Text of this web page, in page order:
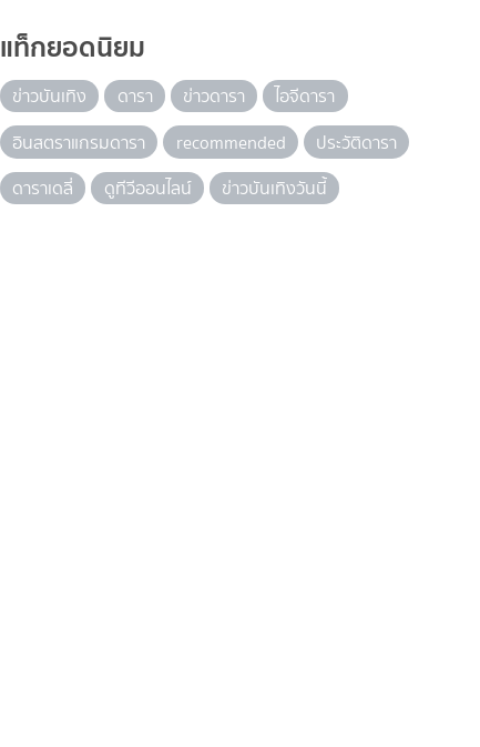
แท็กยอดนิยม
ข่าวบันเทิง ดารา ข่าวดารา
ไอจีดารา
อินสตราแกรมดารา
recommended
ประวัติดารา
ดาราเดลี่
ดูทีวีออนไลน์ ข่าวบันเทิงวันนี้